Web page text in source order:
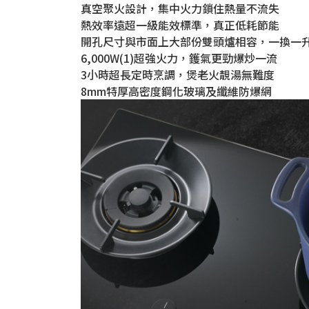
真空聚火設計，集中火力鎖住熱量不流失
熱效率遠超一級能效標準，真正低耗節能
開孔尺寸與市面上大部份雙頭爐相容，一換一
6,000W(1)超強火力，鑊氣更勁爆炒一流
3小時超長定時烹調，煲老火靚湯無難度
8mm特厚高密度鋼化玻璃及纖維防爆網